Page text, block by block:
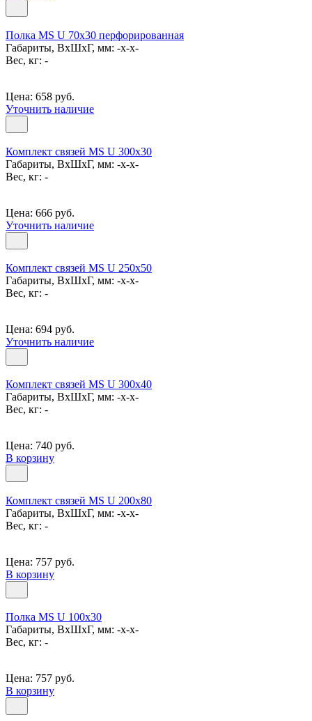
Полка MS U 70х30 перфорированная
Габариты, ВxШxГ, мм: -x-x-
Вес, кг: -
Цена: 658 руб.
Уточнить наличие
Комплект связей MS U 300x30
Габариты, ВxШxГ, мм: -x-x-
Вес, кг: -
Цена: 666 руб.
Уточнить наличие
Комплект связей MS U 250x50
Габариты, ВxШxГ, мм: -x-x-
Вес, кг: -
Цена: 694 руб.
Уточнить наличие
Комплект связей MS U 300x40
Габариты, ВxШxГ, мм: -x-x-
Вес, кг: -
Цена: 740 руб.
В корзину
Комплект связей MS U 200x80
Габариты, ВxШxГ, мм: -x-x-
Вес, кг: -
Цена: 757 руб.
В корзину
Полка MS U 100х30
Габариты, ВxШxГ, мм: -x-x-
Вес, кг: -
Цена: 757 руб.
В корзину